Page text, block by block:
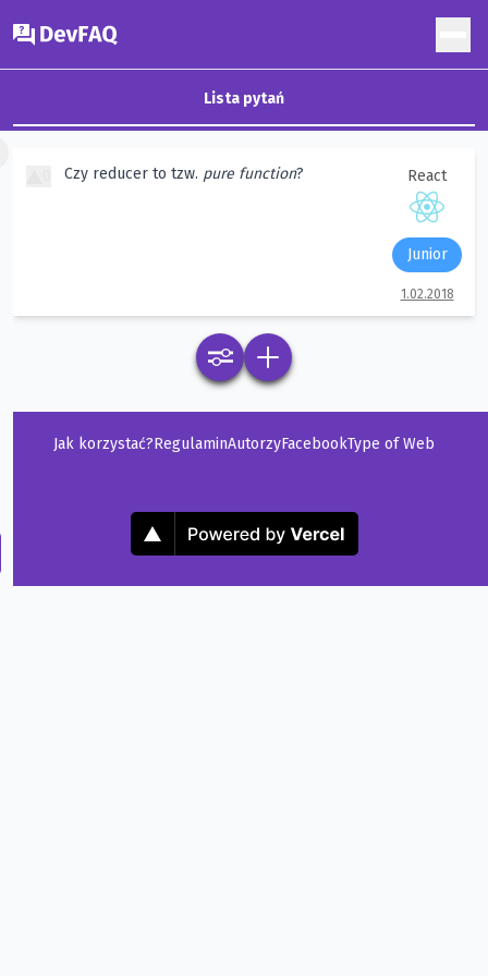
DevFAQ
Lista pytań
Czy reducer to tzw. pure function? React
Junior
1.02.2018
Jak korzystać?RegulaminAutorzyFacebookType of Web